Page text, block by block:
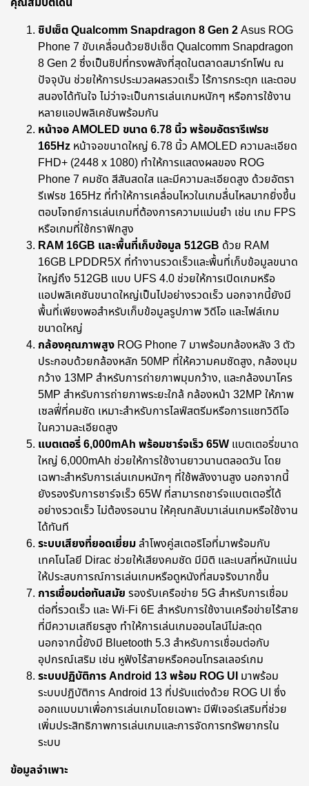
ชิปเซ็ต Qualcomm Snapdragon 8 Gen 2Asus ROG
Phone 7 ขับเคลื่อนด้วยชิปเซ็ต Qualcomm Snapdragon
8 Gen 2 ซึ่งเป็นชิปที่ทรงพลังที่สุดในตลาดสมาร์ทโฟน ณ
ปัจจุบัน ช่วยให้การประมวลผลรวดเร็ว ไร้การกระตุก และตอบ
สนองได้ทันใจ ไม่ว่าจะเป็นการเล่นเกมหนักๆ หรือการใช้งาน
หลายแอปพลิเคชันพร้อมกัน
หน้าจอ AMOLED ขนาด 6.78 นิ้ว พร้อมอัตรารีเฟรช
165Hz หน้าจอขนาดใหญ่ 6.78 นิ้ว AMOLED ความละเอียด
FHD+ (2448 x 1080) ทำให้การแสดงผลของ ROG
Phone 7 คมชัด สีสันสดใส และมีความละเอียดสูง ด้วยอัตรา
รีเฟรช 165Hz ที่ทำให้การเคลื่อนไหวในเกมลื่นไหลมากยิ่งขึ้น
ตอบโจทย์การเล่นเกมที่ต้องการความแม่นยำ เช่น เกม FPS
หรือเกมที่ใช้กราฟิกสูง
RAM 16GB และพื้นที่เก็บข้อมูล 512GB ด้วย RAM
16GB LPDDR5X ที่ทำงานรวดเร็วและพื้นที่เก็บข้อมูลขนาด
ใหญ่ถึง 512GB แบบ UFS 4.0 ช่วยให้การเปิดเกมหรือ
แอปพลิเคชันขนาดใหญ่เป็นไปอย่างรวดเร็ว นอกจากนี้ยังมี
พื้นที่เพียงพอสำหรับเก็บข้อมูลรูปภาพ วิดีโอ และไฟล์เกม
ขนาดใหญ่
กล้องคุณภาพสูง ROG Phone 7 มาพร้อมกล้องหลัง 3 ตัว
ประกอบด้วยกล้องหลัก 50MP ที่ให้ความคมชัดสูง, กล้องมุม
กว้าง 13MP สำหรับการถ่ายภาพมุมกว้าง, และกล้องมาโคร
5MP สำหรับการถ่ายภาพระยะใกล้ กล้องหน้า 32MP ให้ภาพ
เซลฟี่ที่คมชัด เหมาะสำหรับการไลฟ์สตรีมหรือการแชทวิดีโอ
ในความละเอียดสูง
แบตเตอรี่ 6,000mAh พร้อมชาร์จเร็ว 65W แบตเตอรี่ขนาด
ใหญ่ 6,000mAh ช่วยให้การใช้งานยาวนานตลอดวัน โดย
เฉพาะสำหรับการเล่นเกมหนักๆ ที่ใช้พลังงานสูง นอกจากนี้
ยังรองรับการชาร์จเร็ว 65W ที่สามารถชาร์จแบตเตอรี่ได้
อย่างรวดเร็ว ไม่ต้องรอนาน ให้คุณกลับมาเล่นเกมหรือใช้งาน
ได้ทันที
ระบบเสียงที่ยอดเยี่ยมลำโพงคู่สเตอริโอที่มาพร้อมกับ
เทคโนโลยี Dirac ช่วยให้เสียงคมชัด มีมิติ และเบสที่หนักแน่น
ให้ประสบการณ์การเล่นเกมหรือดูหนังที่สมจริงมากขึ้น
การเชื่อมต่อทันสมัย รองรับเครือข่าย 5G สำหรับการเชื่อม
ต่อที่รวดเร็ว และ Wi-Fi 6E สำหรับการใช้งานเครือข่ายไร้สาย
ที่มีความเสถียรสูง ทำให้การเล่นเกมออนไลน์ไม่สะดุด
นอกจากนี้ยังมี Bluetooth 5.3 สำหรับการเชื่อมต่อกับ
อุปกรณ์เสริม เช่น หูฟังไร้สายหรือคอนโทรลเลอร์เกม
ระบบปฏิบัติการ Android 13 พร้อม ROG UI มาพร้อม
ระบบปฏิบัติการ Android 13 ที่ปรับแต่งด้วย ROG UI ซึ่ง
ออกแบบมาเพื่อการเล่นเกมโดยเฉพาะ มีฟีเจอร์เสริมที่ช่วย
เพิ่มประสิทธิภาพการเล่นเกมและการจัดการทรัพยากรใน
ระบบ
ข้อมูลจำเพาะ